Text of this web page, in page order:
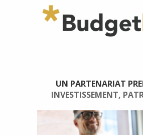
UN PARTENARIAT
INVESTISSEMENT,